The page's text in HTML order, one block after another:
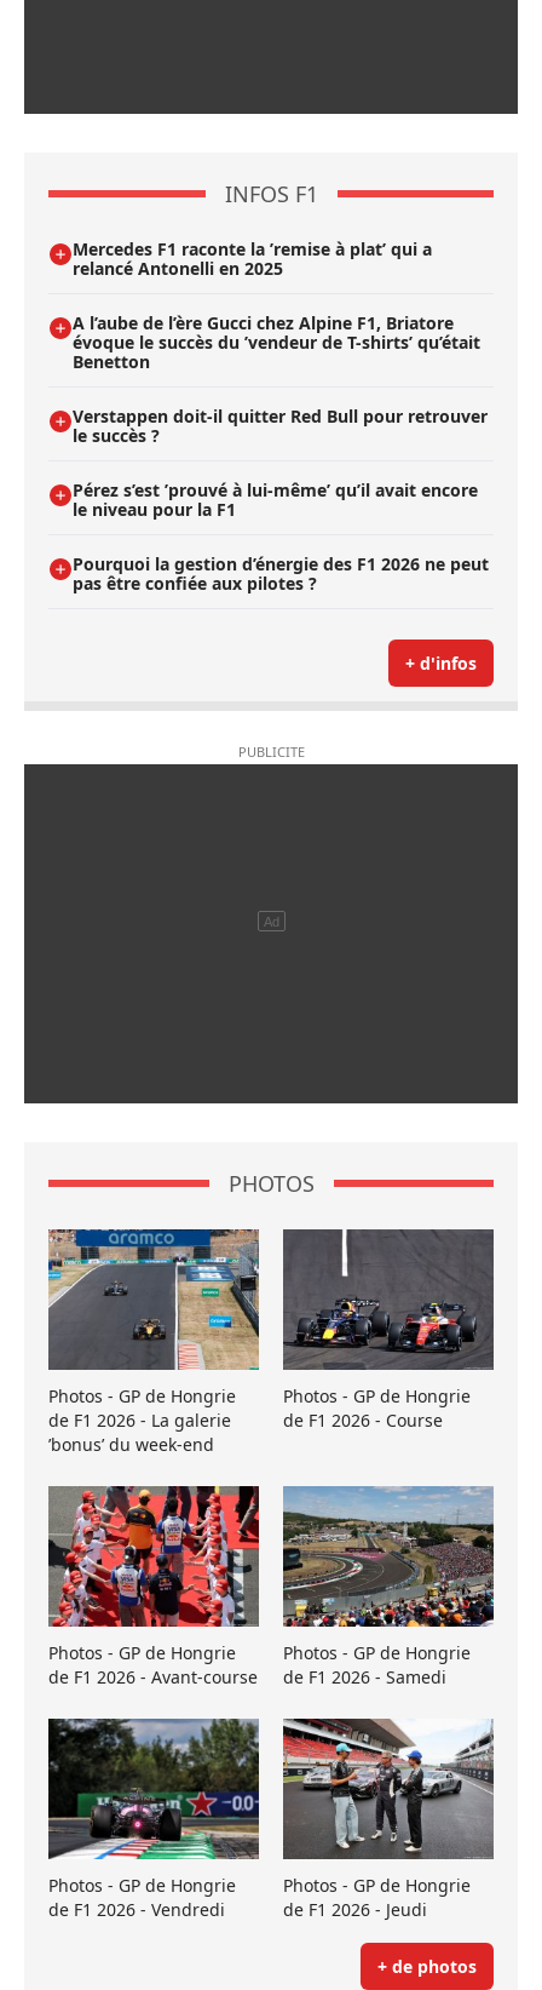
INFOS F1
Mercedes F1 raconte la ’remise à plat’ qui a
relancé Antonelli en 2025
A l’aube de l’ère Gucci chez Alpine F1, Briatore
évoque le succès du ’vendeur de T-shirts’ qu’était
Benetton
Verstappen doit-il quitter Red Bull pour retrouver
le succès ?
Pérez s’est ’prouvé à lui-même’ qu’il avait encore
le niveau pour la F1
Pourquoi la gestion d’énergie des F1 2026 ne peut
pas être confiée aux pilotes ?
+ d'infos
PHOTOS
Photos - GP de Hongrie
de F1 2026 - La galerie
’bonus’ du week-end
Photos - GP de Hongrie
de F1 2026 - Course
Photos - GP de Hongrie
de F1 2026 - Avant-course
Photos - GP de Hongrie
de F1 2026 - Samedi
Photos - GP de Hongrie
de F1 2026 - Vendredi
Photos - GP de Hongrie
de F1 2026 - Jeudi
+ de photos